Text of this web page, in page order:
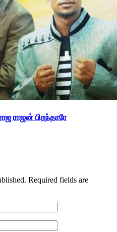
ராஜன் பிறந்தாரே
Required fields are